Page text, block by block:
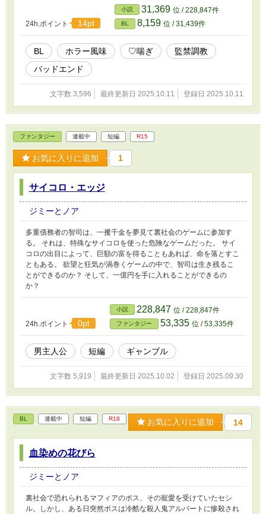
24h.ポイント 14pt
小説 31,369 位 / 228,847件
BL 8,159 位 / 31,439件
BL ホラー風味 ♡喘ぎ
監禁調教
バッドエンド
文字数 3,596 最終更新日 2025.10.11 登録日 2025.10.11
ファンタジー 連載中 短編 R15
お気に入りに追加 1
サイコロ・エッジ
ジミーとノア
多重債務者の智司は、一攫千金を夢見て裏社会のゲームに参加す
る。 それは、特殊なサイコロを使った危険なゲームだった。 サイ
コロの出目によって、巨額の富を得ることもあれば、命を落とすこ
ともある。 欲望と狂気が渦巻くゲームの中で、智司は生き残るこ
とができるのか？ そして、一億円を手に入れることができるの
か？
24h.ポイント 0pt
小説 228,847 位 / 228,847件
ファンタジー 53,335 位 / 53,335件
男主人公 短編 ギャンブル
文字数 5,919 最終更新日 2025.10.02 登録日 2025.09.30
BL 連載中 短編 R18 お気に入りに追加 14
血染めの花びら
ジミーとノア
裏社会で恐れられるマフィアのボス、その寵愛を受けていたセシ
ル。しかし、ある日突然ボスは冷酷な殺人鬼アルバートに惨殺され